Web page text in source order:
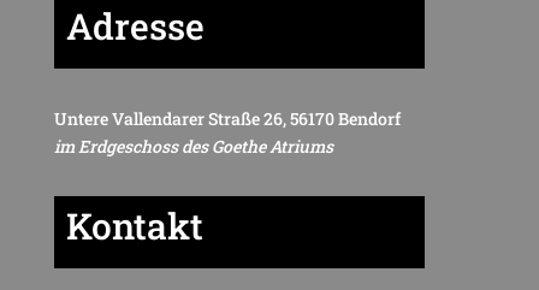
Adresse
Untere Vallendarer Straße 26, 56170 Bendorf
im Erdgeschoss des Goethe Atriums
Kontakt